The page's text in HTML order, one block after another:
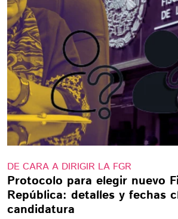
DE CARA A DIRIGIR LA FGR
Protocolo para elegir nuevo
República: detalles y fechas
candidatura